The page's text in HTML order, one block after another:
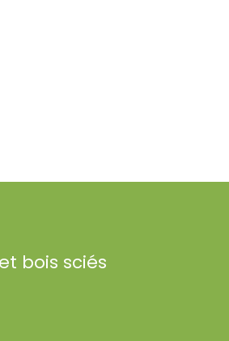
bois sciés